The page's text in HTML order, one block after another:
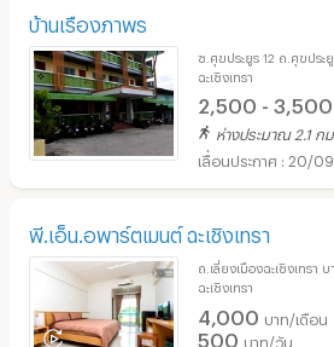
บ้านเรืองภาพร
ซ.ศุขประยูร 12 ถ.ศุขประยู
ฉะเชิงเทรา
2,500 - 3,500
ห่างประมาณ 2.1 กม.
20/
พี.เอ็น.อพาร์ตเมนต์ ฉะเชิงเทรา
ถ.เลี่ยงเมืองฉะเชิงเทรา บ
ฉะเชิงเทรา
4,000 บาท/เดือน
500 บาท/วัน